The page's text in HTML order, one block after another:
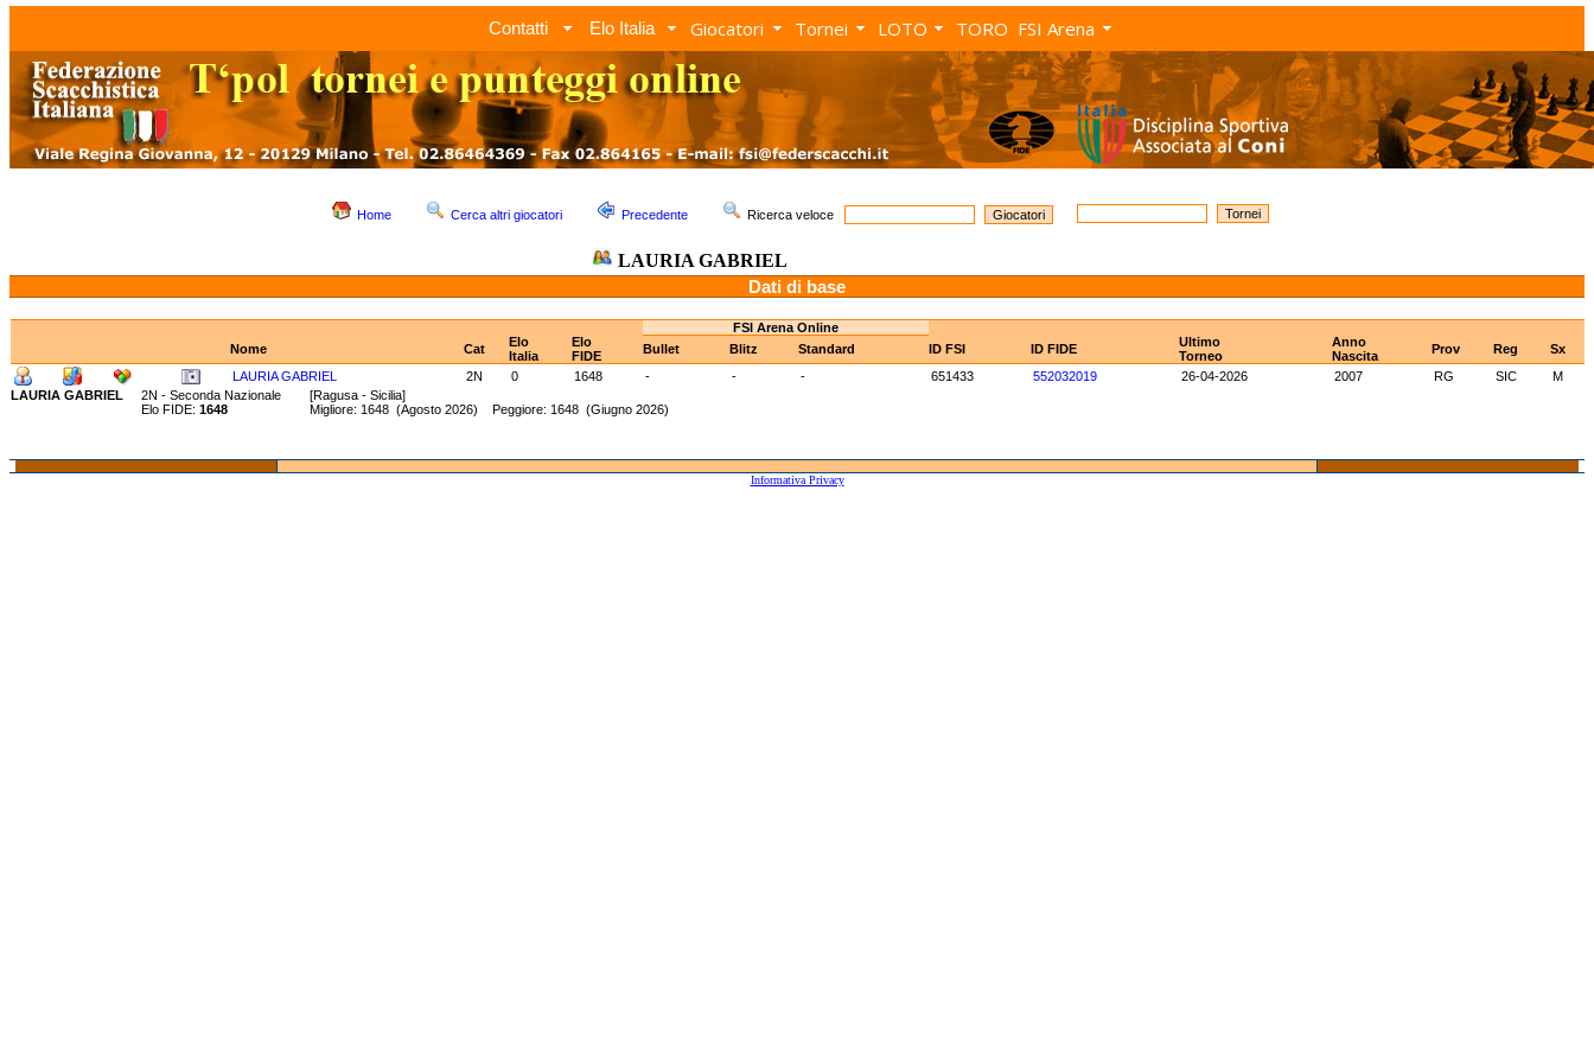
Contatti Elo Italia Giocatori Tornei LOTO TORO FSI Arena
Home Cerca altri giocatori Precedente Ricerca veloce
LAURIA GABRIEL
Dati di base
FSI Arena Online
Nome
Cat
Elo
Italia
Elo
FIDE
Bullet Blitz Standard ID FSI ID FIDE
Ultimo
Torneo
Anno
Nascita
Prov Reg
Sx
LAURIA GABRIEL
2N 0 1648 - - - 651433 552032019 26-04-2026 2007 RG SIC
M
LAURIA GABRIEL
2N - Seconda Nazionale [Ragusa - Sicilia]
Elo FIDE: 1648 Migliore: 1648 (Agosto 2026) Peggiore: 1648 (Giugno 2026)
Informativa Privacy